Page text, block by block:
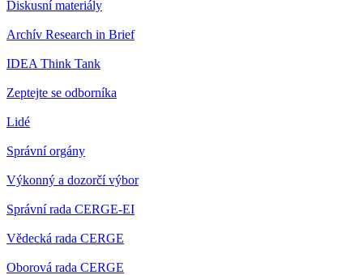
Diskusní materiály
Archív Research in Brief
IDEA Think Tank
Zeptejte se odborníka
Lidé
Správní orgány
Výkonný a dozorčí výbor
Správní rada CERGE-EI
Vědecká rada CERGE
Oborová rada CERGE